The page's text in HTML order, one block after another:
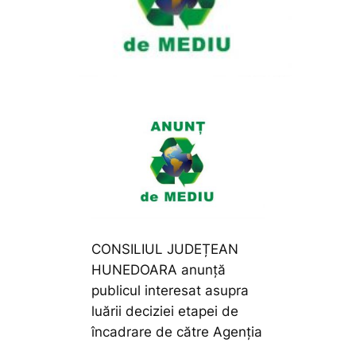
CONSILIUL JUDEȚEAN
HUNEDOARA anunță
publicul interesat asupra
luării deciziei etapei de
încadrare de către Agenția